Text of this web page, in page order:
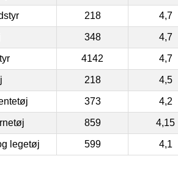
218 4,7
348 4,7
4142 4,7
218 4,5
373 4,2
859 4,15
legetøj 599 4,1